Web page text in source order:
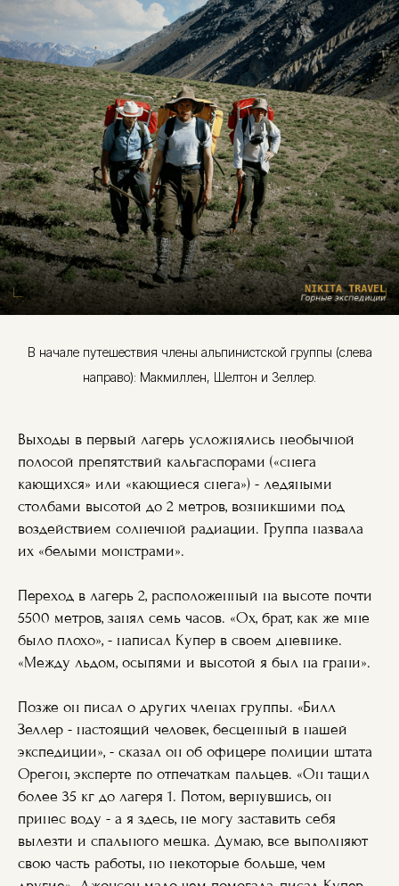
В начале путешествия члены альпинистской группы (слева
направо): Макмиллен, Шелтон и Зеллер.
Выходы в первый лагерь усложнялись необычной
полосой препятствий кальгаспорами («снега
кающихся» или «кающиеся снега») - ледяными
столбами высотой до 2 метров, возникшими под
воздействием солнечной радиации. Группа назвала
их «белыми монстрами».
Переход в лагерь 2, расположенный на высоте почти
5500 метров, занял семь часов. «Ох, брат, как же мне
было плохо», - написал Купер в своем дневнике.
«Между льдом, осыпями и высотой я был на грани».
Позже он писал о других членах группы. «Билл
Зеллер - настоящий человек, бесценный в нашей
экспедиции», - сказал он об офицере полиции штата
Орегон, эксперте по отпечаткам пальцев. «Он тащил
более 35 кг до лагеря 1. Потом, вернувшись, он
принес воду - а я здесь, не могу заставить себя
вылезти и спального мешка. Думаю, все выполняют
свою часть работы, но некоторые больше, чем